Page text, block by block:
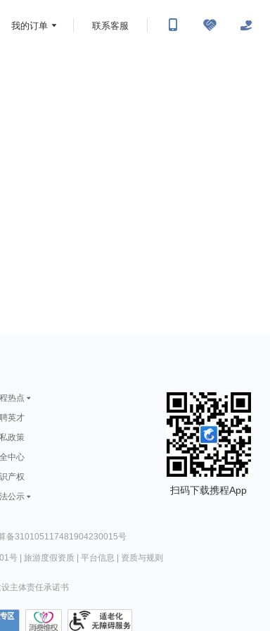
我的订单 联系客服
热点
英才
政策
中心
产权
公示
扫码下载携程App
备310105117481904230015号
号| 旅游度假资质| 平台信息 资质与规则
主体责任承诺书